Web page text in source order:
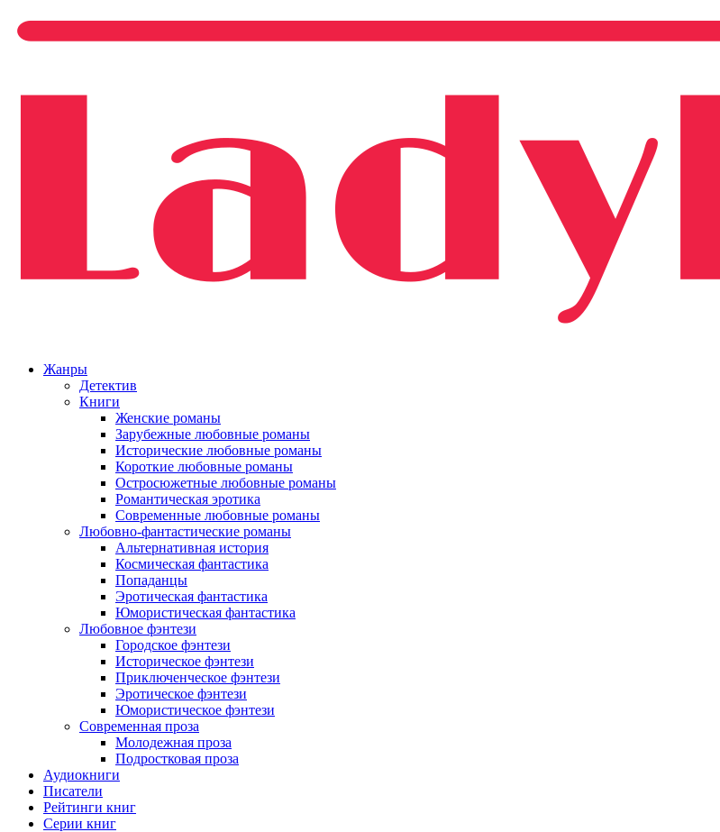
Жанры
Детектив
Книги
Женские романы
Зарубежные любовные романы
Исторические любовные романы
Короткие любовные романы
Остросюжетные любовные романы
Романтическая эротика
Современные любовные романы
Любовно-фантастические романы
Альтернативная история
Космическая фантастика
Попаданцы
Эротическая фантастика
Юмористическая фантастика
Любовное фэнтези
Городское фэнтези
Историческое фэнтези
Приключенческое фэнтези
Эротическое фэнтези
Юмористическое фэнтези
Современная проза
Молодежная проза
Подростковая проза
Аудиокниги
Писатели
Рейтинги книг
Серии книг